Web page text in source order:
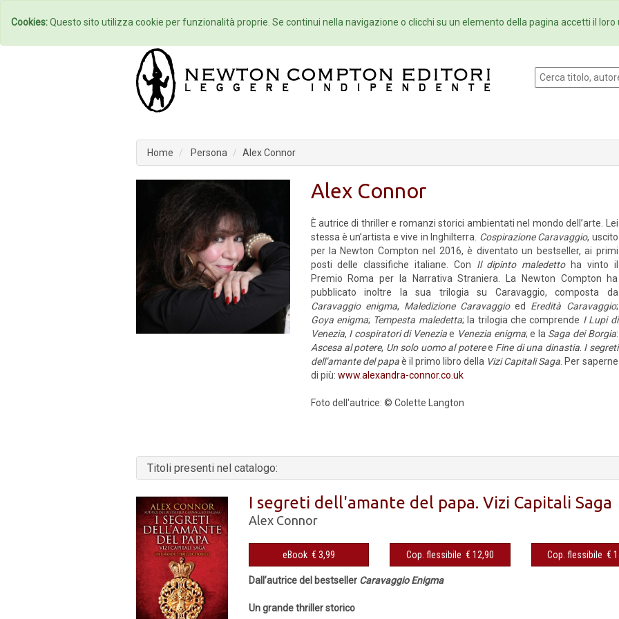
Home Autori Eventi Collane Newsletter
Home Persona Alex Connor
Alex Connor
È autrice di thriller e romanzi storici ambientati nel mondo dell’arte. Lei
stessa è un’artista e vive in Inghilterra. Cospirazione Caravaggio, uscito
per la Newton Compton nel 2016, è diventato un bestseller, ai primi
posti delle classifiche italiane. Con Il dipinto maledettoha vinto il
Premio Roma per la Narrativa Straniera. La Newton Compton ha
pubblicato inoltre la sua trilogia su Caravaggio, composta da
Caravaggio enigma, Maledizione Caravaggioed Eredità Caravaggio;
Goya enigma; Tempesta maledetta; la trilogia che compren­de I Lupi di
Venezia, I cospiratori di Veneziae Venezia enigma; e la Saga dei Borgia:
Ascesa al potere, Un solo uomo al poteree Fine di una dinastia. I segreti
dell’amante del papaè il primo libro della Vizi Capitali Saga . Per saperne
di più: www.alexandra-connor.co.uk
Foto dell'autrice: © Colette Langton
Titoli presenti nel catalogo:
I segreti dell'amante del papa. Vizi Capitali Saga
Alex Connor
eBook € 3,99 Cop. flessibile € 12,90 Cop.
Dall’autrice del bestseller Caravaggio Enigma
Un grande thriller storico
Cookies:Questo sito utilizza cookie per funzionalità proprie. Se continui nella navigazione o clicchi su un elemento della pagina accetti il loro